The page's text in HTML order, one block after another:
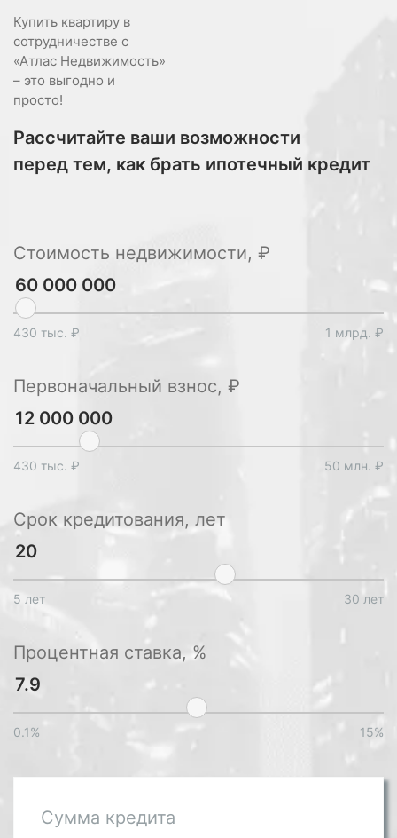
Купить квартиру в
сотрудничестве с
«Атлас Недвижимость»
– это выгодно и
просто!
Рассчитайте ваши возможности
перед тем, как брать ипотечный кредит
Стоимость недвижимости, ₽
430 тыс. ₽ 1 млрд. ₽
Первоначальный взнос, ₽
430 тыс. ₽ 50 млн. ₽
Срок кредитования, лет
5 лет 30 лет
Процентная ставка, %
0.1% 15%
Сумма кредита